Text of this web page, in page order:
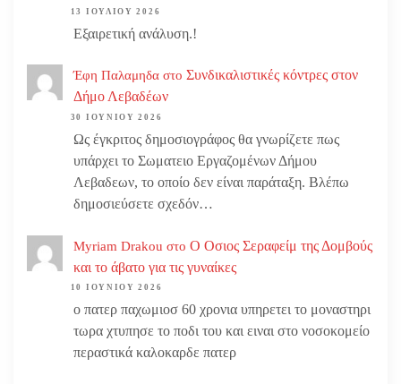
13 ΙΟΥΛΊΟΥ 2026
Εξαιρετική ανάλυση.!
Έφη Παλαμηδα στο Συνδικαλιστικές κόντρες στον
Δήμο Λεβαδέων
30 ΙΟΥΝΊΟΥ 2026
Ως έγκριτος δημοσιογράφος θα γνωρίζετε πως
υπάρχει το Σωματειο Εργαζομένων Δήμου
Λεβαδεων, το οποίο δεν είναι παράταξη. Βλέπω
δημοσιεύσετε σχεδόν…
Myriam Drakou στο Ο Οσιος Σεραφείμ της Δομβούς
και το άβατο για τις γυναίκες
10 ΙΟΥΝΊΟΥ 2026
ο πατερ παχωμιοσ 60 χρονια υπηρετει το μοναστηρι
τωρα χτυπησε το ποδι του και ειναι στο νοσοκομείο
περαστικά καλοκαρδε πατερ